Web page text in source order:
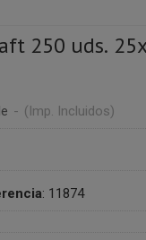
250 uds.
- (Imp. Incluidos)
: 11874